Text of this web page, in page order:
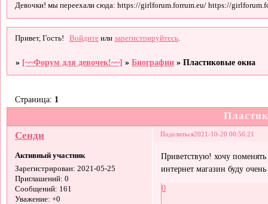
Девочки! мы переехали сюда: https://girlforum.forrum.eu/ https://
Привет, Гость! Войдите илизарегистрируйтесь
» [~~Форум для девочек!~~] »Биографии »Пластиковые окна
Страница: 1
Поделиться2021-10-20 00:56:21
Сенди
Активный участник
Зарегистрирован: 2021-05-25
Приглашений: 0
Сообщений: 161
Уважение: +0
Приветствую! хочу
интернет магазин буду
0